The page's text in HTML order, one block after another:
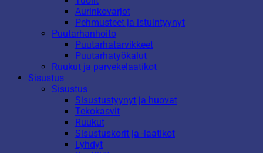
Aurinkovarjot
Pehmusteet ja istuintyynyt
Puutarhanhoito
Puutarhatarvikkeet
Puutarhatyökalut
Ruukut ja parvekelaatikot
Sisustus
Sisustus
Sisustustyynyt ja huovat
Tekokasvit
Ruukut
Sisustuskorit ja -laatikot
Lyhdyt